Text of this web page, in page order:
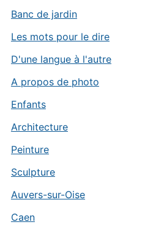
Banc de jardin
Les mots pour le dire
D'une langue à l'autre
A propos de photo
Enfants
Architecture
Peinture
Sculpture
Auvers-sur-Oise
Caen